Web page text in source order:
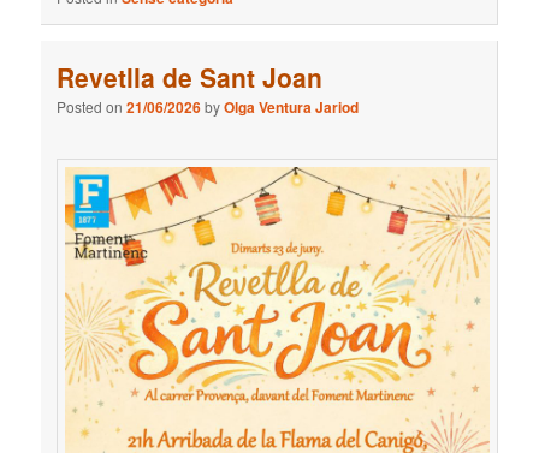
Revetlla de Sant Joan
Posted on21/06/2026byOlga Ventura Jariod